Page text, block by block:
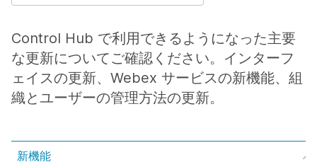
Control Hub で利用できるようになった主要
な更新についてご確認ください。インターフ
ェイスの更新、Webex サービスの新機能、組
織とユーザーの管理方法の更新。
新機能